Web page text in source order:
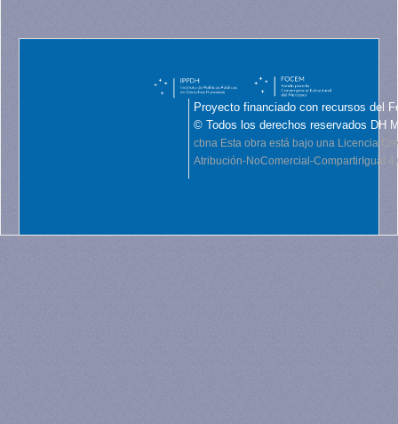
Proyecto financiado con recursos del
© Todos los derechos reservados DH
cbna Esta obra está bajo una Licencia
Atribución-NoComercial-CompartirIgual